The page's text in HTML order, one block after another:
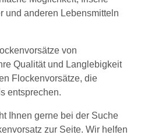
und anderen Lebensmitteln
von
Qualität und Langlebigkeit
Flockenvorsätze, die
entsprechen.
Ihnen gerne bei der Suche
zur Seite. Wir helfen